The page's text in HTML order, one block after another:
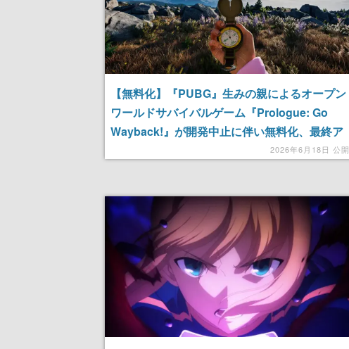
【無料化】『PUBG』生みの親によるオープン
ワールドサバイバルゲーム『Prologue: Go
Wayback!』が開発中止に伴い無料化、最終ア
ップデートが配信開始。購入者への返金対応も
2026年6月18日 公開